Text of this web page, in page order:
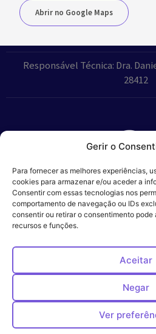
Gerir o
Para fornecer as melhores experiências,
cookies para armazenar e/ou aceder a
Consentir com essas tecnologias nos
comportamento de navegação ou IDs
consentir ou retirar o consentimento
recursos e funções.
Aceitar
Negar
Ver
Abrir no Google Maps
Responsável Técnica: Dra.
28412
Parceiros:
Veros – Hospital